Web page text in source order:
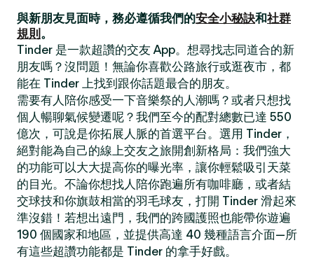
與新朋友見面時，務必遵循我們的安全小秘訣和社群
規則 。
Tinder 是一款超讚的交友 App。想尋找志同道合的新
朋友嗎？沒問題！無論你喜歡公路旅行或逛夜市，都
能在 Tinder 上找到跟你話題最合的朋友。
需要有人陪你感受一下音樂祭的人潮嗎？或者只想找
個人暢聊氣候變遷呢？我們至今的配對總數已達 550
億次，可說是你拓展人脈的首選平台。選用 Tinder，
絕對能為自己的線上交友之旅開創新格局：我們強大
的功能可以大大提高你的曝光率，讓你輕鬆吸引天菜
的目光。不論你想找人陪你跑遍所有咖啡廳，或者結
交球技和你旗鼓相當的羽毛球友，打開 Tinder 滑起來
準沒錯！若想出遠門，我們的跨國護照也能帶你遊遍
190 個國家和地區，並提供高達 40 幾種語言介面—所
有這些超讚功能都是 Tinder 的拿手好戲。